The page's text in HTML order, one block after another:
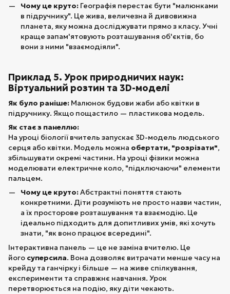
Чому це круто: Географія перестає бути "малюнками
в підручнику". Це жива, величезна й дивовижна
планета, яку можна досліджувати прямо з класу. Учні
краще запам'ятовують розташування об'єктів, бо
вони з ними "взаємодіяли".
Приклад 5. Урок природничих наук:
Віртуальний розтин та 3D-моделі
Як було раніше: Малюнок будови жаби або квітки в
підручнику. Якщо пощастило — пластикова модель.
Як стає з панеллю:
На уроці біології вчитель запускає 3D-модель людського
серця або квітки. Модель можна обертати, "розрізати",
збільшувати окремі частини. На уроці фізики можна
моделювати електричне коло, "підключаючи" елементи
пальцем.
Чому це круто:Абстрактні поняття стають
конкретними. Діти розуміють не просто назви частин,
а їх просторове розташування та взаємодію. Це
ідеально підходить для допитливих умів, які хочуть
знати, "як воно працює всередині".
Інтерактивна панель — це не заміна вчителю. Це
його суперсила. Вона дозволяє витрачати менше часу на
крейду та ганчірку і більше — на живе спілкування,
експерименти та справжнє навчання. Урок
перетворюється на подію, яку діти чекають.